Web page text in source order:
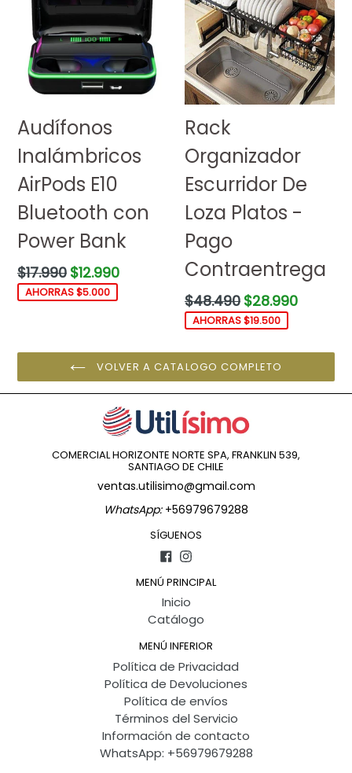
Audífonos
Inalámbricos
AirPods E10
Bluetooth con
Power Bank
Precio
habitual
$17.990 $12.990
AHORRAS $5.000
Rack
Organizador
Escurridor De
Loza Platos -
Pago
Contraentrega
Precio
habitual
$48.490 $28.990
AHORRAS $19.500
VOLVER A CATALOGO COMPLETO
COMERCIAL HORIZONTE NORTE SPA, FRANKLIN 539,
SANTIAGO DE CHILE
ventas.utilisimo@gmail.com
WhatsApp: +56979679288
SÍGUENOS
Facebook
Instagram
MENÚ PRINCIPAL
Inicio
Catálogo
MENÚ INFERIOR
Política de Privacidad
Política de Devoluciones
Política de envíos
Términos del Servicio
Información de contacto
WhatsApp: +56979679288